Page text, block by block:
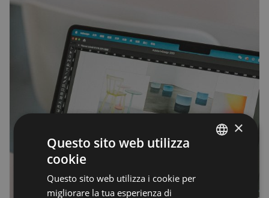
×
Questo sito web utilizza
cookie
Questo sito web utilizza i cookie per
migliorare la tua esperienza di